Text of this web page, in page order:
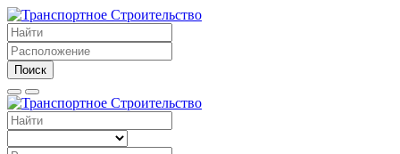
Поиск